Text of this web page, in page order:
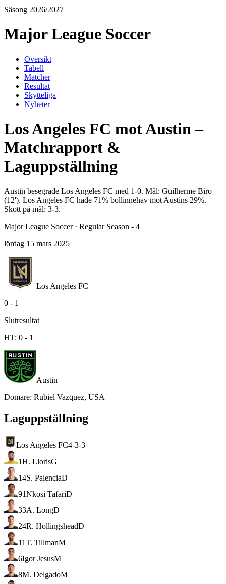
Säsong 2026/2027
Major League Soccer
Oversikt
Tabell
Matcher
Resultat
Skytteliga
Nyheter
Los Angeles FC mot Austin –
Matchrapport &
Laguppställning
Austin besegrade Los Angeles FC med 1-0. Mål: Guilherme Biro
(12'). Los Angeles FC hade 71% bollinnehav mot Austins 29%.
Skott på mål: 3-3.
Major League Soccer· Regular Season - 4
lördag 15 mars 2025
Los Angeles FC
0 - 1
Slutresultat
HT: 0 - 1
Austin
Domare: Rubiel Vazquez, USA
Laguppställning
Los Angeles FC4-3-3
1H. LlorisG
14S. PalenciaD
91Nkosi TafariD
33A. LongD
24R. HollingsheadD
11T. TillmanM
6Igor JesusM
8M. DelgadoM